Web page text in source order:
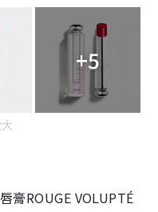
+5
膏ROUGE VOLUPTÉ